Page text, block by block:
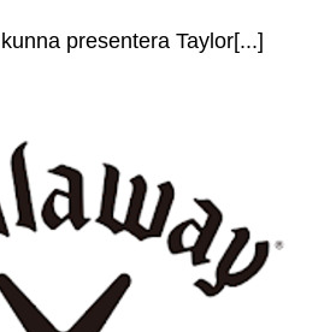
presentera Taylor[...]